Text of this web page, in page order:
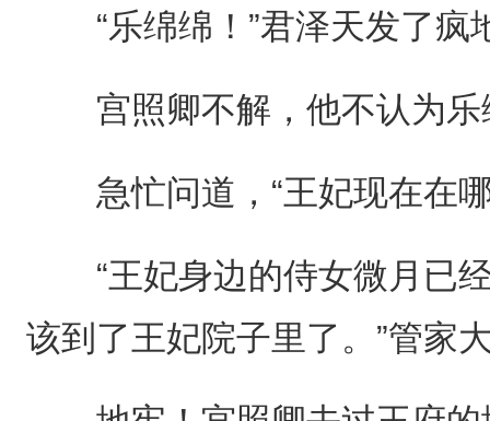
“乐绵绵！”君泽天发了疯
宫照卿不解，他不认为乐
急忙问道，“王妃现在在哪
“王妃身边的侍女微月已经
该到了王妃院子里了。”管家